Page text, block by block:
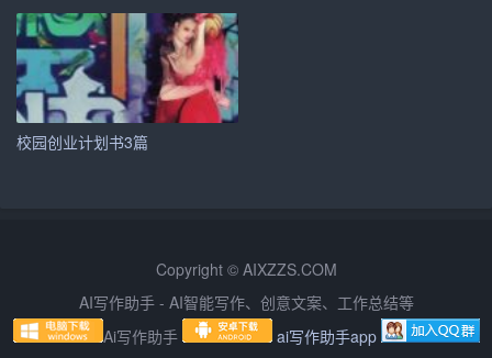
子简历时，首先明确了岗位需求，重点突出了自己在产品
策划、数据分析方面的经验和成果。简历中，小张通过具
体项目案例，展示了其在提升产品用户活跃度方面的贡
献，并附上了相关数据图表。此外，小张还根据企业文化
和岗位特点，调整了简历的配色和排版，使其更具视觉吸
1. 简历内容过于冗长：精简简历内容，突出重点，确保简
历在一页纸内展示完毕。
校园创业计划书3篇
Copyright © AIXZZS.COM
AI写作助手 - AI智能写作、创意文案、工作总结等
Ai写作助手
ai写作助手app